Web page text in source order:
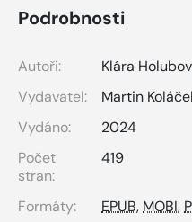
Podrobnosti
Autoři:
Klára
Vydavatel:
Martin
Vydáno:
2024
Počet
stran:
419
Formáty: EPUB,MOBI,